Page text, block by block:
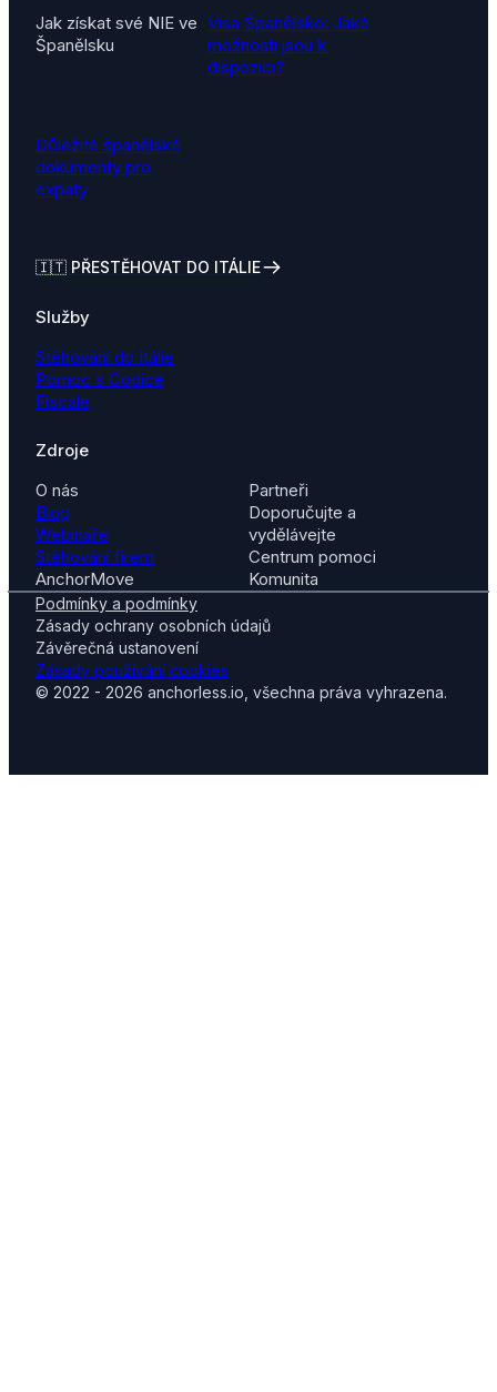
Jak získat své NIE ve
Španělsku
Visa Španělsko: Jaké
možnosti jsou k
dispozici?
Důležité španělské
dokumenty pro
expaty
🇮🇹 PŘESTĚHOVAT DO ITÁLIE
Služby
Stěhování do Itálie
Pomoc s Codice
Fiscale
Zdroje
O nás
Blog
Webináře
Stěhování firem
AnchorMove
Partneři
Doporučujte a
vydělávejte
Centrum pomoci
Komunita
Podmínky a podmínky
Zásady ochrany osobních údajů
Závěrečná ustanovení
Zásady používání cookies
© 2022 - 2026 anchorless.io, všechna práva vyhrazena.